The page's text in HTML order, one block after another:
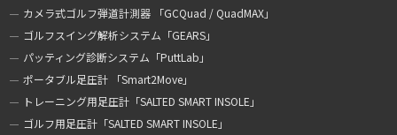
カメラ式ゴルフ弾道計測器 「GCQuad / QuadMAX」
ゴルフスイング解析システム「GEARS」
パッティング診断システム「PuttLab」
ポータブル足圧計 「Smart2Move」
トレーニング用足圧計「SALTED SMART INSOLE」
ゴルフ用足圧計「SALTED SMART INSOLE」